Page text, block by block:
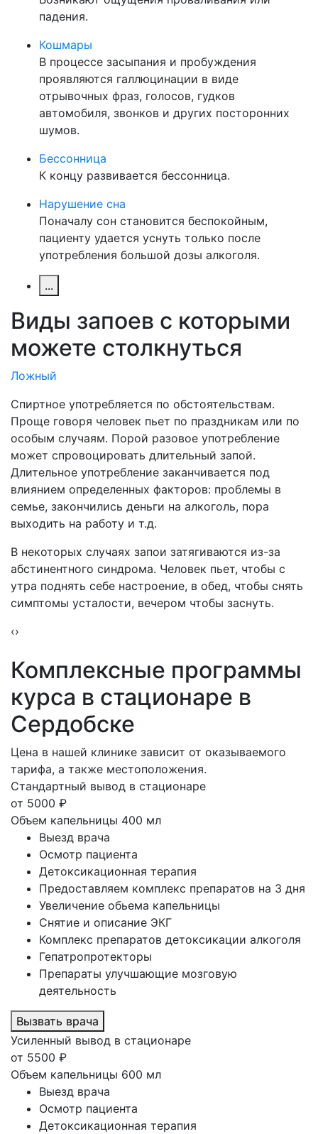
падения.
Кошмары
В процессе засыпания и пробуждения
проявляются галлюцинации в виде
отрывочных фраз, голосов, гудков
автомобиля, звонков и других посторонних
шумов.
Бессонница
К концу развивается бессонница.
Нарушение сна
Поначалу сон становится беспокойным,
пациенту удается уснуть только после
употребления большой дозы алкоголя.
...
Виды запоев с которыми
можете столкнуться
Ложный
Спиртное употребляется по обстоятельствам.
Проще говоря человек пьет по праздникам или по
особым случаям. Порой разовое употребление
может спровоцировать длительный запой.
Длительное употребление заканчивается под
влиянием определенных факторов: проблемы в
семье, закончились деньги на алкоголь, пора
выходить на работу и т.д.
В некоторых случаях запои затягиваются из-за
абстинентного синдрома. Человек пьет, чтобы с
утра поднять себе настроение, в обед, чтобы снять
симптомы усталости, вечером чтобы заснуть.
‹›
Комплексные программы
курса в стационаре в
Сердобске
Цена в нашей клинике зависит от оказываемого
тарифа, а также местоположения.
Стандартный вывод в стационаре
от 5000 ₽
Объем капельницы 400 мл
Выезд врача
Осмотр пациента
Детоксикационная терапия
Предоставляем комплекс препаратов на 3 дня
Увеличение обьема капельницы
Снятие и описание ЭКГ
Комплекс препаратов детоксикации алкоголя
Гепатропротекторы
Препараты улучшающие мозговую
деятельность
Вызвать врача
Усиленный вывод в стационаре
от 5500 ₽
Объем капельницы 600 мл
Выезд врача
Осмотр пациента
Детоксикационная терапия